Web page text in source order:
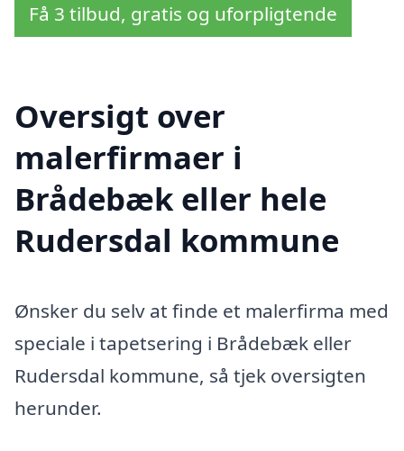
Få 3 tilbud, gratis og uforpligtende
Oversigt over
malerfirmaer i
Brådebæk eller hele
Rudersdal kommune
Ønsker du selv at finde et malerfirma med
speciale i tapetsering i Brådebæk eller
Rudersdal kommune, så tjek oversigten
herunder.